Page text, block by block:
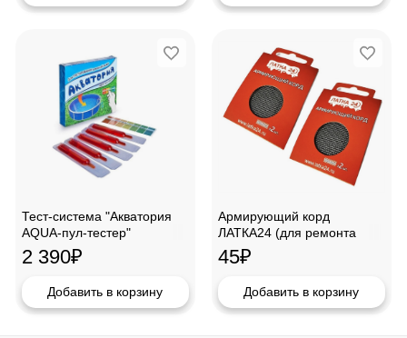
Тест-система "Акватория
AQUA-пул-тестер"
(тестирование уровня PH
воды)
2 390₽
Добавить в корзину
Армирующий корд
ЛАТКА24 (для ремонта
изделий ПВХ)
45₽
Добавить в корзину